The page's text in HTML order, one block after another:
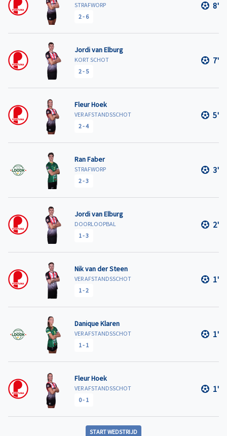
STRAFWORP
2- 6
8'
Jordi van Elburg
KORT SCHOT
2-5
7'
Fleur Hoek
VER AFSTANDSSCHOT
2-4
5'
Ran Faber
STRAFWORP
2-3
3'
Jordi van Elburg
DOORLOOPBAL
1-3
2'
Nik van der Steen
VER AFSTANDSSCHOT
1-2
1'
Danique Klaren
VER AFSTANDSSCHOT
1- 1
1'
Fleur Hoek
VER AFSTANDSSCHOT
0- 1
1'
START WEDSTRIJD